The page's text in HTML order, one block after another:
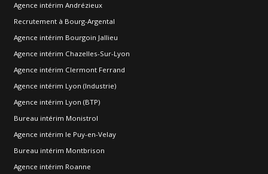
Agence intérim Andrézieux
Recrutement à Bourg-Argental
Agence intérim Bourgoin Jallieu
Agence intérim Chazelles-Sur-Lyon
Agence intérim Clermont Ferrand
Agence intérim Lyon (Industrie)
Agence intérim Lyon (BTP)
Bureau intérim Monistrol
Agence intérim le Puy-en-Velay
Bureau intérim Montbrison
Agence intérim Roanne